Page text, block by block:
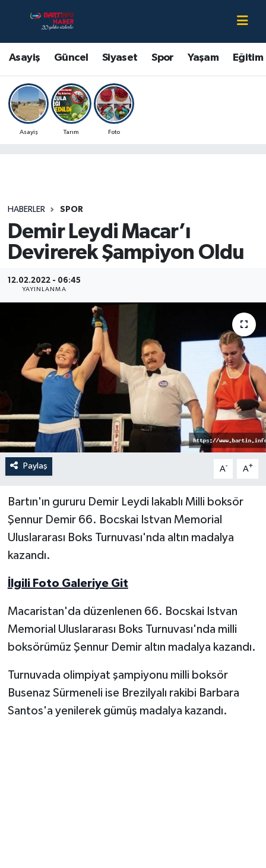
Asayiş Güncel Siyaset Spor Yaşam Eğitim
Asayiş Tarım Foto
HABERLER SPOR
Demir Leydi Macar’ı
Devirerek Şampiyon Oldu
12.02.2022 - 06:45
YAYINLANMA
Paylaş A- A+
Bartın'ın gururu Demir Leydi lakablı Milli boksör
Şennur Demir 66. Bocskai Istvan Memorial
Uluslararası Boks Turnuvası'nda altın madalya
kazandı.
İlgili Foto Galeriye Git
Macaristan'da düzenlenen 66. Bocskai Istvan
Memorial Uluslararası Boks Turnuvası'nda milli
boksörümüz Şennur Demir altın madalya kazandı.
Turnuvada olimpiyat şampiyonu milli boksör
Busenaz Sürmeneli ise Brezilyalı rakibi Barbara
Santos'a yenilerek gümüş madalya kazandı.
Asayiş
Bartın Hakkında
Çevre
Eğitim
Kültür-Sanat
Magazin
Medya
Sinema
Sivil Toplum
Siyaset
Spor
Tarım
Turizm
Yerel Yönetimler
DÜNYA
Bartın Nöbetçi Eczaneler
Bartın Hava Durumu
Bartin Namaz Vakitleri
Bartın Trafik Yoğunluk Haritası
Son Dakika Haberleri
Haber Arşivi